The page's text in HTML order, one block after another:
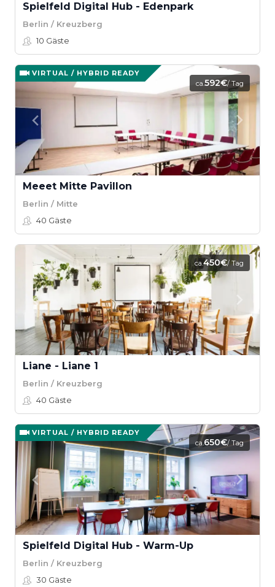
Spielfeld Digital Hub - Edenpark
Berlin / Kreuzberg
10 Gäste
VIRTUAL / HYBRID READY
ca.592€/ Tag
Meeet Mitte Pavillon
Berlin / Mitte
40 Gäste
ca.450€/ Tag
Liane - Liane 1
Berlin / Kreuzberg
40 Gäste
VIRTUAL / HYBRID READY
ca.650€/ Tag
Spielfeld Digital Hub - Warm-Up
Berlin / Kreuzberg
30 Gäste